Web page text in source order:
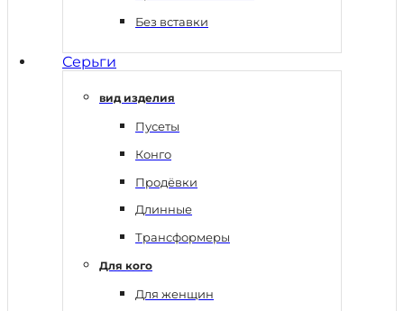
Без вставки
Серьги
вид изделия
Пусеты
Конго
Продёвки
Длинные
Трансформеры
Для кого
Для женщин